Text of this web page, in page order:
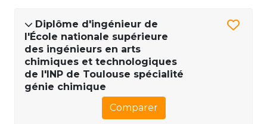
Diplôme d'ingénieur de
l'École nationale supérieure
des ingénieurs en arts
chimiques et technologiques
de l'INP de Toulouse spécialité
génie chimique
Comparer